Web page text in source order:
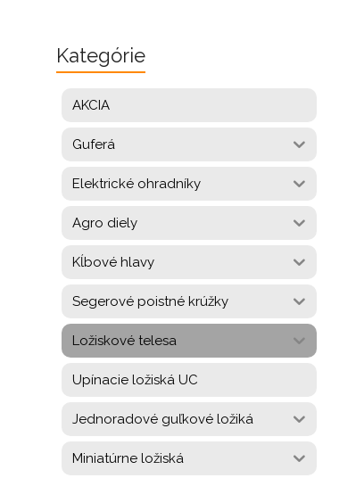
Kategórie
AKCIA
Guferá
Elektrické ohradníky
Agro diely
Kĺbové hlavy
Segerové poistné krúžky
Ložiskové telesa
Upínacie ložiská UC
Jednoradové guľkové ložiká
Miniatúrne ložiská